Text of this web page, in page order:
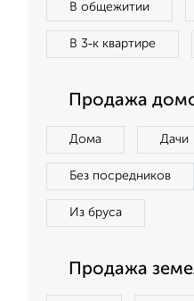
В общежитии
В 3‑к квартире
Продажа
Дома Дачи
Без посредников
Из бруса
Продажа